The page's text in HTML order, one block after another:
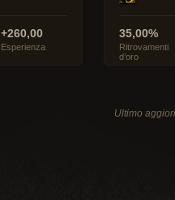
+260,00
Esperienza
35,00%
Ritrovamenti
d’oro
Ultimo